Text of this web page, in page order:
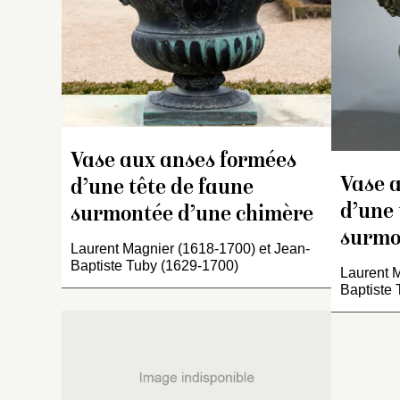
Vase aux anses formées
d’une tête de faune
surmontée d’une chimère
Laurent Magnier (1618-1700) et Jean-
Baptiste Tuby (1629-1700)
[
Vase
Laurent
Baptiste